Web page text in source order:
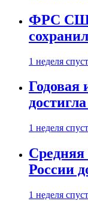
ФРС
1 неделя
Годовая
1 неделя
Средняя
России
1 неделя